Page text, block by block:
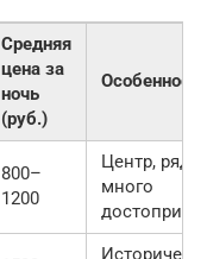
Средняя
цена за
ночь
(руб.)
800–
1200
Центр,
много